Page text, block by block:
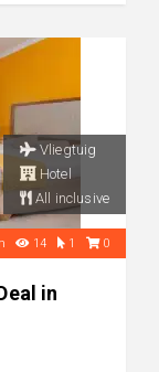
Vliegtuig
Hotel
All inclusive
14 1 0
in